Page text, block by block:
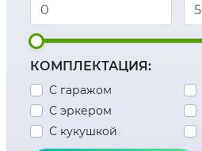
КОМПЛЕКТАЦИЯ:
С гаражом
С эркером
С кукушкой